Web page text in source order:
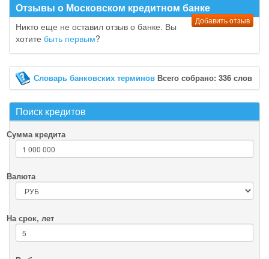
Отзывы о Московском кредитном банке
Добавить отзыв
Никто еще не оставил отзыв о банке. Вы
хотите быть первым?
Словарь банковских терминов Всего собрано: 336 слов
Поиск кредитов
Сумма кредита
Валюта
На срок, лет